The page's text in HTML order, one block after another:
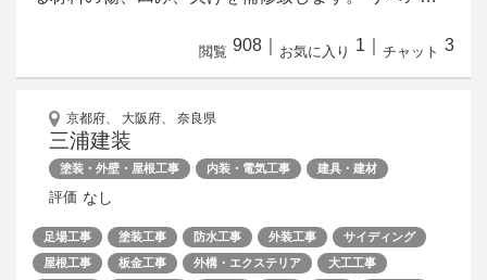
閲覧 908 お気に入り 1 チャット 3
京都府、 大阪府、 奈良県
三浦建装
塗装・外壁・屋根工事 内装・電気工事 建具・建材
評価 なし
足場工事 塗装工事 防水工事 外装工事
サイディング
屋根工事
板金工事 外構・エクステリア
大工工事